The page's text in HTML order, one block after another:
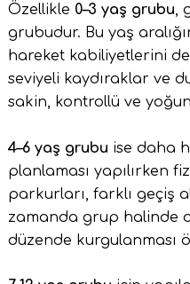
Özellikle 0–3 yaş grubu,
grubudur. Bu yaş
hareket kabiliyetlerini
seviyeli kaydıraklar ve
sakin, kontrollü ve
4–6 yaş grubu ise daha
planlaması yapılırken
parkurları, farklı geçiş
zamanda grup halinde
düzende kurgulanması